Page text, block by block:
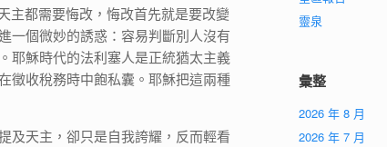
主都需要悔改，悔改首先就是要改變
一個微妙的誘惑：容易判斷別人沒有
耶穌時代的法利塞人是正統猶太主義
徵收稅務時中飽私囊。耶穌把這兩種
及天主，卻只是自我誇耀，反而輕看
靈泉
彙整
2026 年 8 月
2026 年 7 月